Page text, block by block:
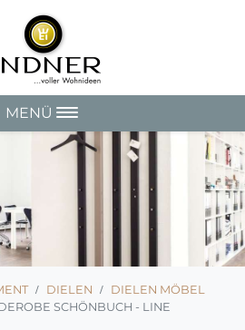
MENÜ
DIELEN
DIELEN MÖBEL
SCHÖNBUCH - LINE